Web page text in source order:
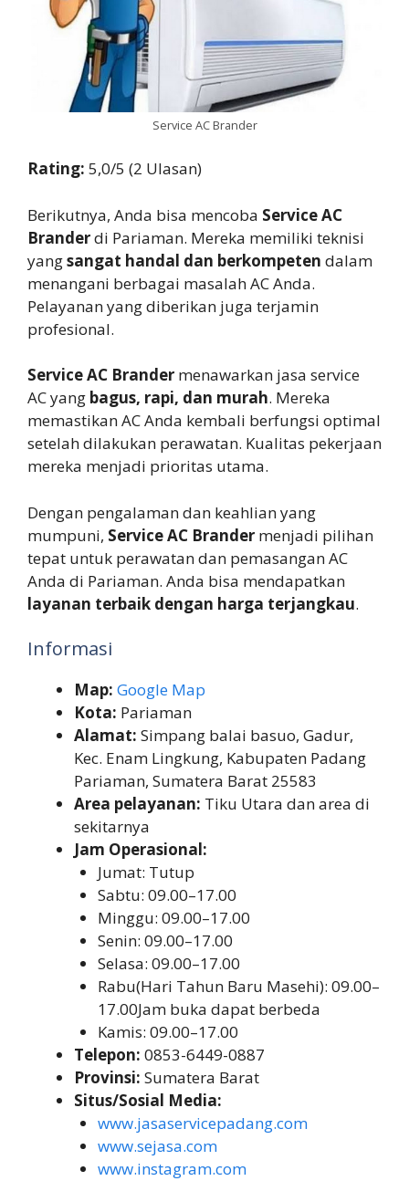
Service AC Brander
Rating: 5,0/5 (2 Ulasan)
Berikutnya, Anda bisa mencoba Service AC
Branderdi Pariaman. Mereka memiliki teknisi
yangsangat handal dan berkompeten dalam
menangani berbagai masalah AC Anda.
Pelayanan yang diberikan juga terjamin
profesional.
Service AC Brander menawarkan jasa service
AC yang bagus, rapi, dan murah. Mereka
memastikan AC Anda kembali berfungsi optimal
setelah dilakukan perawatan. Kualitas pekerjaan
mereka menjadi prioritas utama.
Dengan pengalaman dan keahlian yang
mumpuni, Service AC Brander menjadi pilihan
tepat untuk perawatan dan pemasangan AC
Anda di Pariaman. Anda bisa mendapatkan
layanan terbaik dengan harga terjangkau.
Informasi
Map: Google Map
Kota: Pariaman
Alamat: Simpang balai basuo, Gadur,
Kec. Enam Lingkung, Kabupaten Padang
Pariaman, Sumatera Barat 25583
Area pelayanan: Tiku Utara dan area di
sekitarnya
Jam Operasional:
Jumat: Tutup
Sabtu: 09.00–17.00
Minggu: 09.00–17.00
Senin: 09.00–17.00
Selasa: 09.00–17.00
Rabu(Hari Tahun Baru Masehi): 09.00–
17.00Jam buka dapat berbeda
Kamis: 09.00–17.00
Telepon: 0853-6449-0887
Provinsi: Sumatera Barat
Situs/Sosial Media:
www.jasaservicepadang.com
www.sejasa.com
www.instagram.com